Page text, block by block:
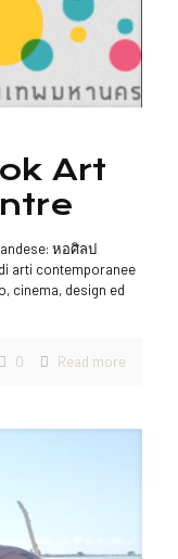
Art
หอศิลป
arti contemporanee
cinema, design ed
0 Read more